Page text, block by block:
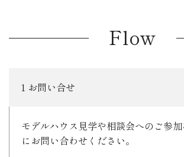
Flow
1 お問い合せ
モデルハウス見学や相談会へのご参
にお問い合わせください。